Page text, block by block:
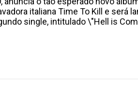
italiana Time To Kill e será
single, intitulado \"Hell is